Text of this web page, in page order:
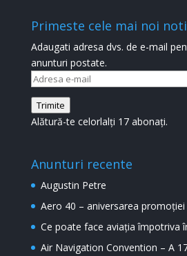
Primeste cele mai noi
Adaugati adresa dvs. de e-mail
anunturi postate.
Adresa
e-
mail
Trimite
Alătură-te celorlalți 17 abonați.
Anunturi recente
Augustin Petre
Aero 40 – aniversarea promoției
Ce poate face aviația împotriva
Air Navigation Convention – A